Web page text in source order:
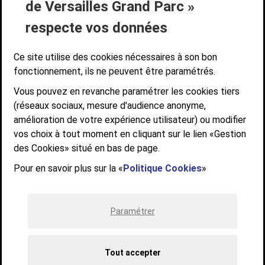
de Versailles Grand Parc »
respecte vos données
Ce site utilise des cookies nécessaires à son bon
fonctionnement, ils ne peuvent être paramétrés.
Vous pouvez en revanche paramétrer les cookies tiers
(réseaux sociaux, mesure d'audience anonyme,
amélioration de votre expérience utilisateur) ou modifier
vos choix à tout moment en cliquant sur le lien «Gestion
des Cookies» situé en bas de page.
Pour en savoir plus sur la «Politique Cookies»
Paramétrer
Tout accepter
ACCESSIBILITÉ NUMÉRIQUE
GESTION DES COOKIES
Suivez-nous
SUIVEZ-NOUS SUR
Communauté d'agglomération de Versailles
Grand Parc
6, AVENUE DE PARIS - CS 10922 - 78009 VERSAILLES CEDEX
STANDARD : 01 39 66 30 00 - OUVERT DU LUNDI AU VENDREDI DE 9H À